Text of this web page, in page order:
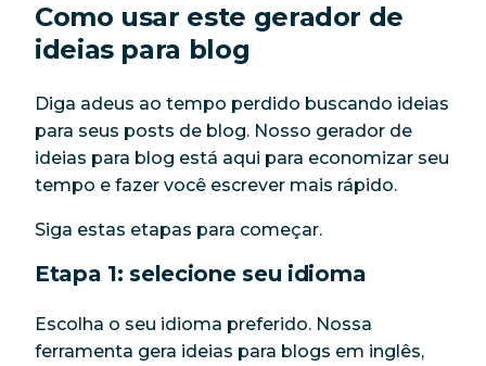
Como usar este gerador de
ideias para blog
Diga adeus ao tempo perdido buscando ideias
para seus posts de blog. Nosso gerador de
ideias para blog está aqui para economizar seu
tempo e fazer você escrever mais rápido.
Siga estas etapas para começar.
Etapa 1: selecione seu idioma
Escolha o seu idioma preferido. Nossa
ferramenta gera ideias para blogs em inglês,